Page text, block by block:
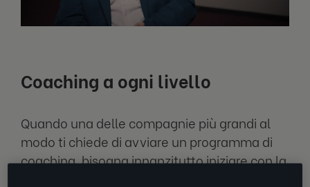
Coaching a ogni livello
Quando una delle compagnie più grandi al
modo ti chiede di avviare un programma di
coaching, bisogna innanzitutto iniziare con la